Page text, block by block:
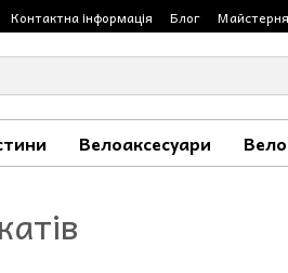
Контактна інформація Блог Майстерня
Велоаксесуари